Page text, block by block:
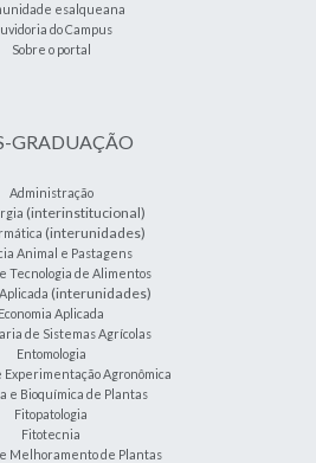
esalqueana
do Campus
Sobre o portal
GRADUAÇÃO
Administração
(interinstitucional)
(interunidades)
Animal e Pastagens
Tecnologia de Alimentos
(interunidades)
Economia Aplicada
de Sistemas Agrícolas
Entomologia
Experimentação Agronômica
e Bioquímica de Plantas
Fitopatologia
Fitotecnia
Melhoramento de Plantas